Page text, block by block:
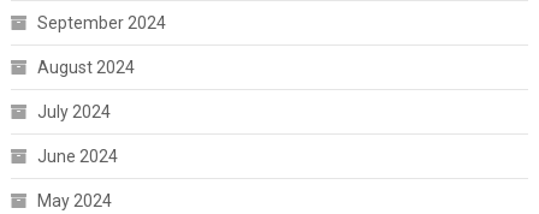
September 2024
August 2024
July 2024
June 2024
May 2024